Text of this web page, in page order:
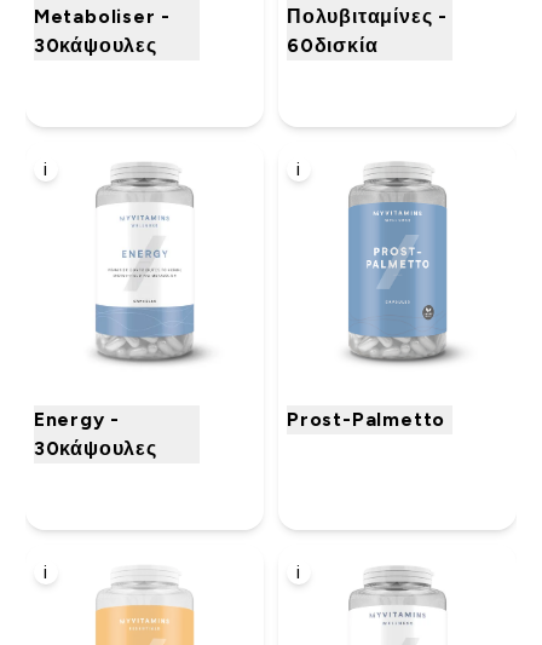
Metaboliser -
30κάψουλες
Πολυβιταμίνες -
60δισκία
i
Energy -
30κάψουλες
i
Prost-Palmetto
i i